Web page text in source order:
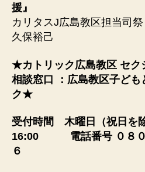
援』
カリタスJ広島教区担当司
久保裕己
★カトリック広島教区 セク
相談窓口 ：広島教区子ども
ク★
受付時間 木曜日（祝日を
16:00 電話番号 ０８０
６